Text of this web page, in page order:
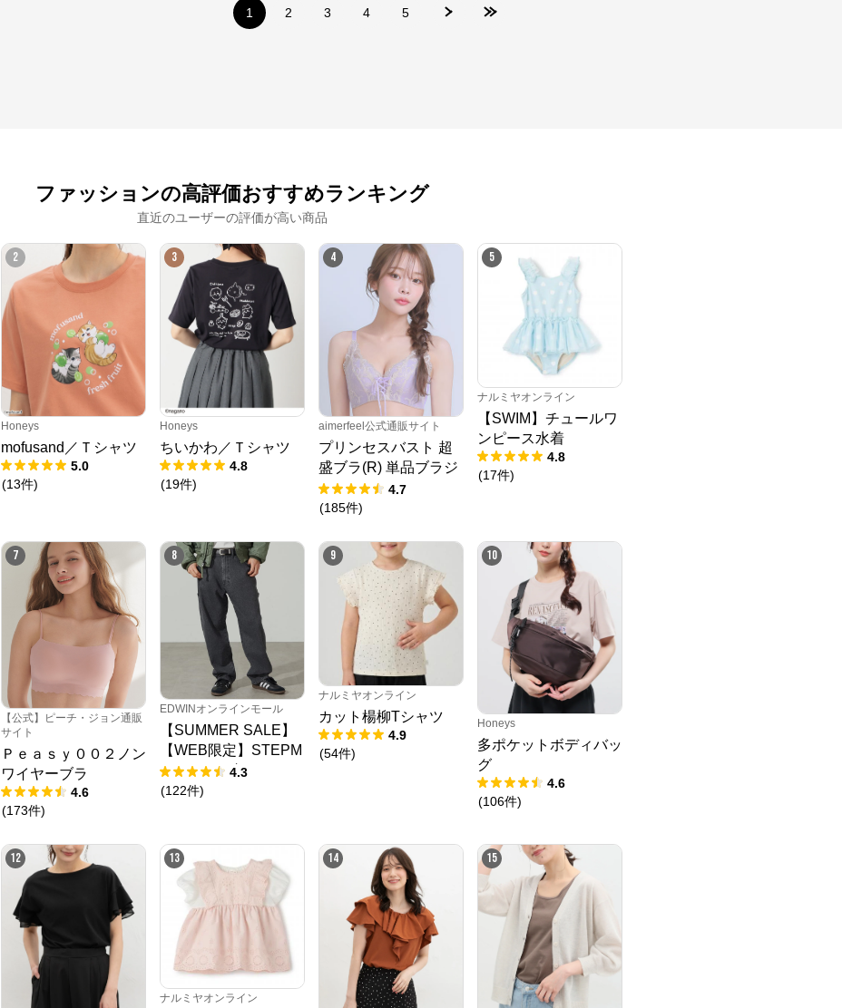
1 2 3 4 5
ファッションの高評価おすすめランキング
直近のユーザーの評価が高い商品
2
Honeys
mofusand／Ｔシャツ
5.0
(13件)
3
Honeys
ちいかわ／Ｔシャツ
4.8
(19件)
4
aimerfeel公式通販サイト
プリンセスバスト 超
盛ブラ(R) 単品ブラジ
ャー
4.7
(185件)
5
ナルミヤオンライン
【SWIM】チュールワ
ンピース水着
4.8
(17件)
7
【公式】ピーチ・ジョン通販
サイト
Ｐｅａｓｙ００２ノン
ワイヤーブラ
4.6
(173件)
8
EDWINオンラインモール
【SUMMER SALE】
【WEB限定】STEPM
ARK ルーズペインタ
ーパンツ
4.3
(122件)
9
ナルミヤオンライン
カット楊柳Tシャツ
4.9
(54件)
10
Honeys
多ポケットボディバッ
グ
4.6
(106件)
12 13
ナルミヤオンライン
14 15